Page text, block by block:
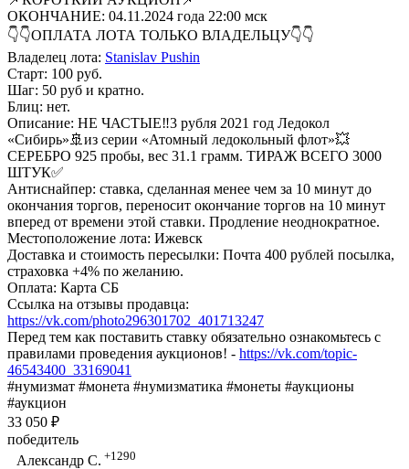
ОКОНЧАНИЕ: 04.11.2024 года 22:00 мск
👇👇ОПЛАТА ЛОТА ТОЛЬКО ВЛАДЕЛЬЦУ👇👇
Владелец лота: Stanislav Pushin
Старт: 100 руб.
Шаг: 50 руб и кратно.
Блиц: нет.
Описание: НЕ ЧАСТЫЕ‼3 рубля 2021 год Ледокол
«Сибирь»🚢из серии «Атомный ледокольный флот»💥
СЕРЕБРО 925 пробы, вес 31.1 грамм. ТИРАЖ ВСЕГО 3000
ШТУК✅
Антиснайпер: ставка, сделанная менее чем за 10 минут до
окончания торгов, переносит окончание торгов на 10 минут
вперед от времени этой ставки. Продление неоднократное.
Местоположение лота: Ижевск
Доставка и стоимость пересылки: Почта 400 рублей посылка,
страховка +4% по желанию.
Оплата: Карта СБ
Ссылка на отзывы продавца:
https://vk.com/photo296301702_401713247
Перед тем как поставить ставку обязательно ознакомьтесь с
правилами проведения аукционов! - https://vk.com/topic-
46543400_33169041
#нумизмат #монета #нумизматика #монеты #аукционы
#аукцион
33 050 ₽
победитель
Александр С. +1290